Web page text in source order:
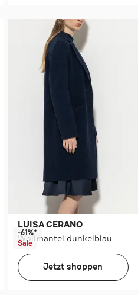
LUISA CERANO
Wollmantel dunkelblau
-61%*
Sale
Jetzt shoppen